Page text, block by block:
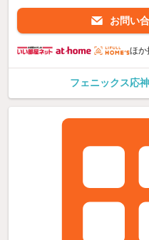
お問い
ほか
フェニックス応